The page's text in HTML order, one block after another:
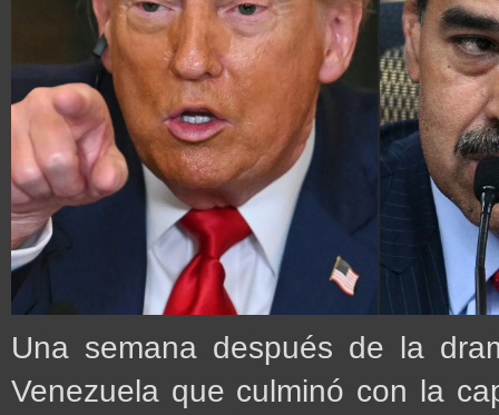
Una semana después de la
Venezuela que culminó con la